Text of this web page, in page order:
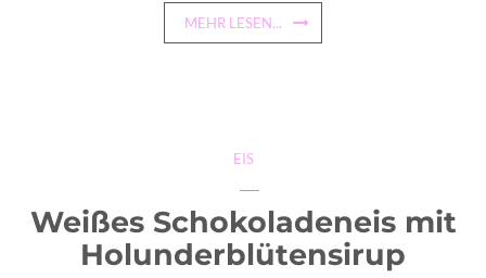
MEHR LESEN...
EIS
Weißes Schokoladeneis mit
Holunderblütensirup